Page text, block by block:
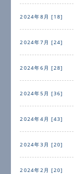
2024年8月 [18]
2024年7月 [24]
2024年6月 [28]
2024年5月 [36]
2024年4月 [43]
2024年3月 [20]
2024年2月 [20]